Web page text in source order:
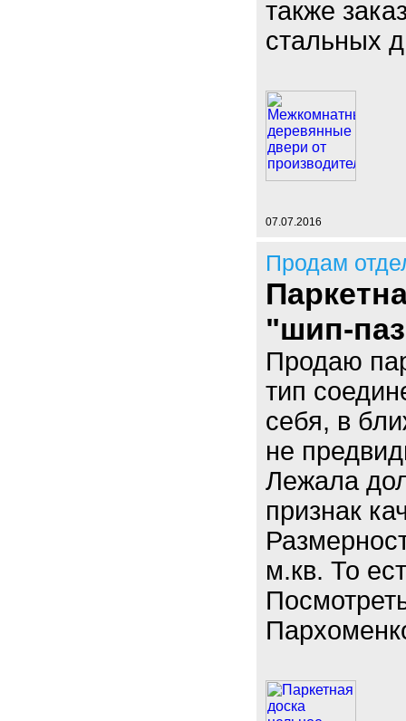
также
стальных
07.07.2016
Продам
"шип-
Продаю
тип
себя, в
не
Лежала
признак
м.кв. То